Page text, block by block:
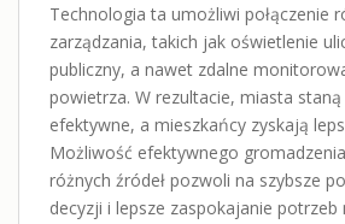
Technologia ta umożliwi połączenie
zarządzania, takich jak oświetlenie
publiczny, a nawet zdalne
powietrza. W rezultacie, miasta
efektywne, a mieszkańcy zyskają
Możliwość efektywnego
różnych źródeł pozwoli na szybsze
decyzji i lepsze zaspokajanie potrzeb